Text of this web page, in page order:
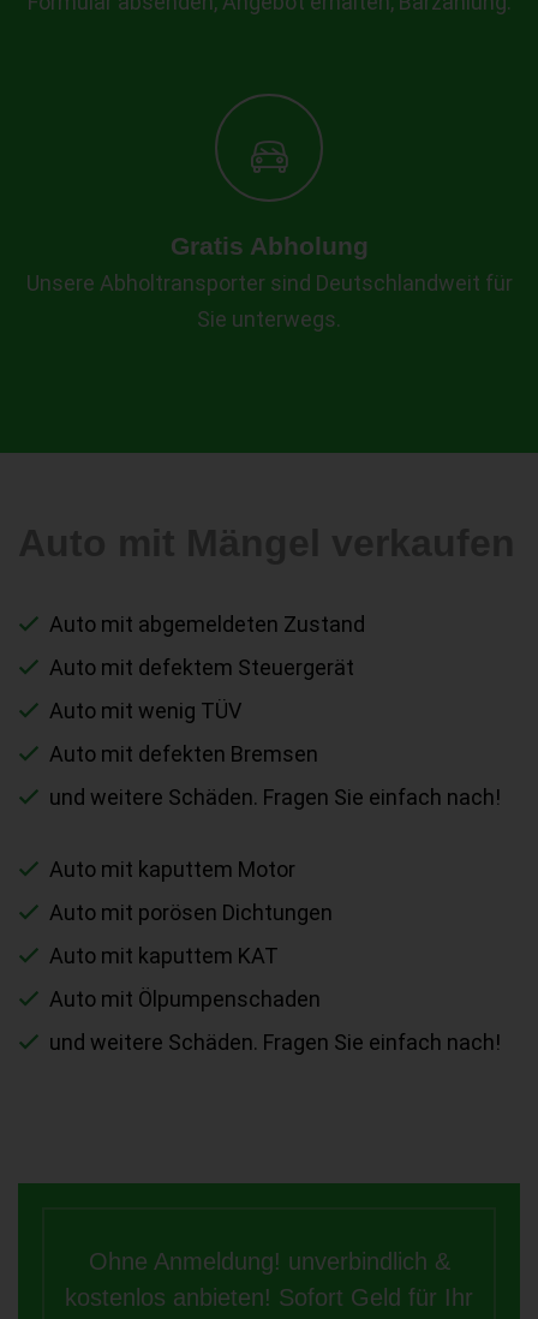
Gratis Abholung
Unsere Abholtransporter sind Deutschlandweit für
Sie unterwegs.
Auto mit abgemeldeten Zustand
Auto mit defektem Steuergerät
Auto mit wenig TÜV
Auto mit defekten Bremsen
und weitere Schäden. Fragen Sie einfach nach!
Auto mit kaputtem Motor
Auto mit porösen Dichtungen
Auto mit kaputtem KAT
Auto mit Ölpumpenschaden
und weitere Schäden. Fragen Sie einfach nach!
Ohne Anmeldung! unverbindlich &
kostenlos anbieten! Sofort Geld für Ihr